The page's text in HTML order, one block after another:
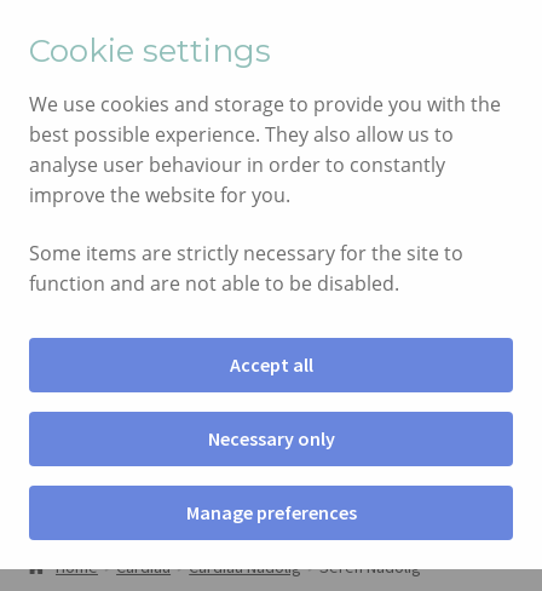
to
navigation
to
content
Menu
SIOP
Home Cardiau Cardiau Nadolig Seren Nadolig
Cookie settings
We use cookies and storage to provide you with the
best possible experience. They also allow us to
analyse user behaviour in order to constantly
improve the website for you.
Some items are strictly necessary for the site to
function and are not able to be disabled.
Accept all
Necessary only
Manage preferences